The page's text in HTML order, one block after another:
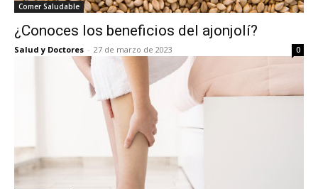
Comer Saludable
¿Conoces los beneficios del ajonjolí?
Salud y Doctores - 27 de marzo de 2023 0